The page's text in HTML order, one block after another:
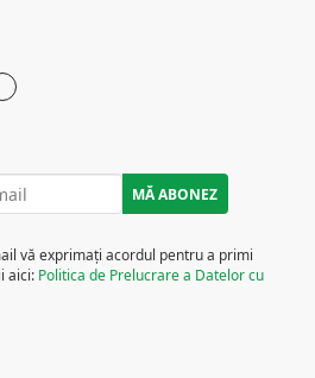
vă exprimați acordul pentru a primi
aici: Politica de Prelucrare a Datelor cu